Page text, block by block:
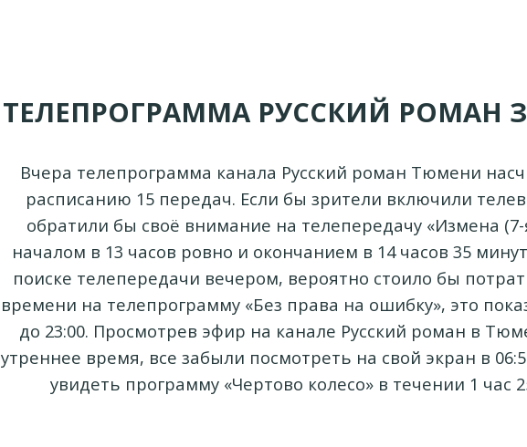
ТЕЛЕПРОГРАММА РУССКИЙ РОМАН
Вчера телепрограмма канала Русский роман Тюмени
расписанию 15 передач. Если бы зрители включили
обратили бы своё внимание на телепередачу «Измена (7-
началом в 13 часов ровно и окончанием в 14 часов 35
поиске телепередачи вечером, вероятно стоило бы
времени на телепрограмму «Без права на ошибку», это
до 23:00. Просмотрев эфир на канале Русский роман в
утреннее время, все забыли посмотреть на свой экран в
увидеть программу «Чертово колесо» в течении 1 час